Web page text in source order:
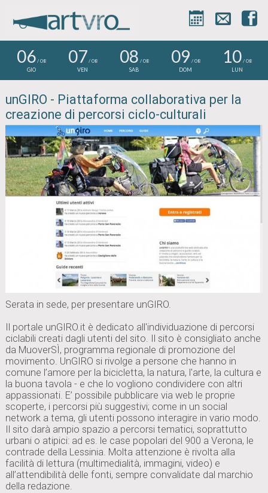



06/ 08
GIO
07 / 08
VEN
08 / 08
SAB
09 / 08
DOM
10/ 08
LUN
unGIRO - Piattaforma collaborativa per la
creazione di percorsi ciclo-culturali
Serata in sede, per presentare unGIRO.
Il portale unGIRO.it è dedicato all'individuazione di percorsi
ciclabili creati dagli utenti del sito. Il sito è consigliato anche
da MuoverSÌ, programma regionale di promozione del
movimento. UnGIRO si rivolge a persone che hanno in
comune l’amore per la bicicletta, la natura, l'arte, la cultura e
la buona tavola - e che lo vogliono condividere con altri
appassionati. E’ possibile pubblicare via web le proprie
scoperte, i percorsi più suggestivi; come in un social
network a tema, gli utenti possono interagire in vario modo.
Il sito darà ampio spazio a percorsi tematici, soprattutto
urbani o atipici: ad es. le case popolari del 900 a Verona, le
contrade della Lessinia. Molta attenzione è rivolta alla
facilità di lettura (multimedialità, immagini, video) e
all’attendibilità delle fonti, sempre convalidate dal marchio
della redazione.